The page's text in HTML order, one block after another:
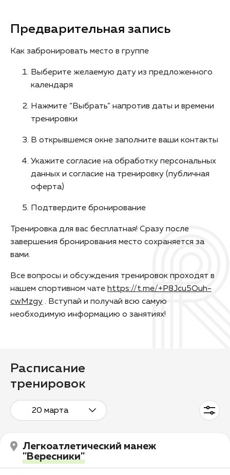
Предварительная запись
Как забронировать место в группе
Выберите желаемую дату из предложенного
календаря
Нажмите “Выбрать” напротив даты и времени
тренировки
В открывшемся окне заполните ваши контакты
Укажите согласие на обработку персональных
данных и согласие на тренировку (публичная
оферта)
Подтвердите бронирование
Тренировка для вас бесплатная! Сразу после
завершения бронирования место сохраняется за
вами.
Все вопросы и обсуждения тренировок проходят в
нашем спортивном чате https://t.me/+P8Jcu5Ouh-
cwMzgy . Вступай и получай всю самую
необходимую информацию о занятиях!
Расписание
тренировок
20 марта
Легкоатлетический манеж
"Вересники"